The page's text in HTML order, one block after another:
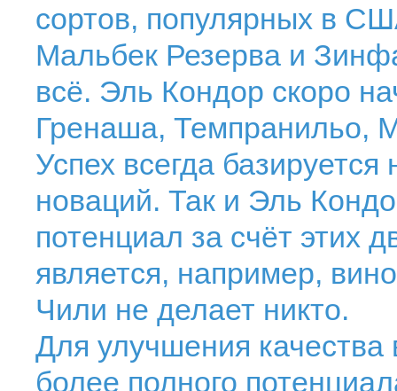
сортов, популярных в
Мальбек Резерва и
всё. Эль Кондор скоро
Гренаша, Темпранильо,
Успех всегда
новаций. Так и Эль
потенциал за счёт этих
является, например,
Чили не делает никто.
Для улучшения качества
более полного